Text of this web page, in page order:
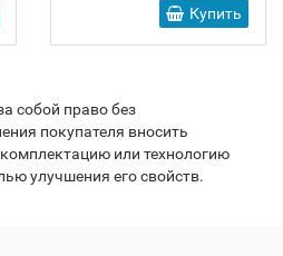
Купить
собой право без
покупателя вносить
или технологию
улучшения его свойств.